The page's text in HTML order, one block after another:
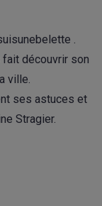
.
découvrir son
ville.
ses astuces et
Stragier.